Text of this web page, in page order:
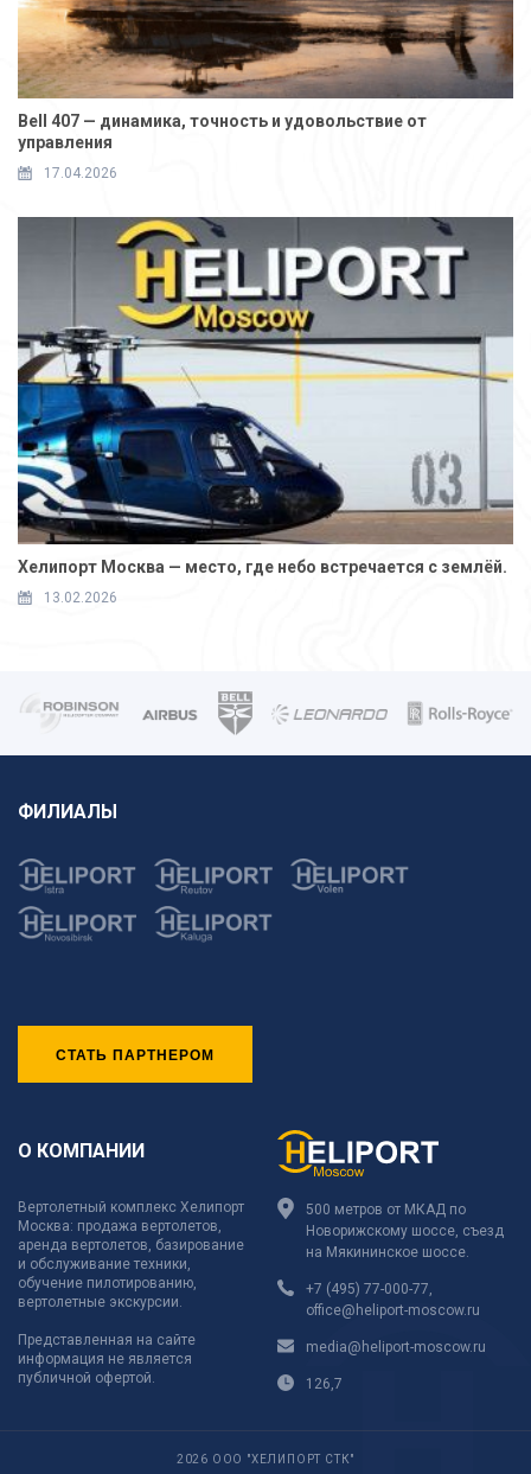
Bell 407 — динамика, точность и удовольствие от
управления
17.04.2026
Хелипорт Москва — место, где небо встречается с землёй.
13.02.2026
ФИЛИАЛЫ
СТАТЬ ПАРТНЕРОМ
О КОМПАНИИ
Вертолетный комплекс Хелипорт
Москва: продажа вертолетов,
аренда вертолетов, базирование
и обслуживание техники,
обучение пилотированию,
вертолетные экскурсии.
Представленная на сайте
информация не является
публичной офертой.
500 метров от МКАД по
Новорижскому шоссе, съезд
на Мякининское шоссе.
+7 (495) 77-000-77
office@heliport-moscow.ru
media@heliport-moscow.ru
126,7
2026 ООО "ХЕЛИПОРТ СТК"